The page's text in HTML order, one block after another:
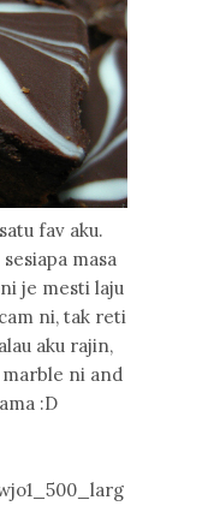
fav aku.
masa
je mesti laju
ni, tak reti
aku rajin,
ni and
:D